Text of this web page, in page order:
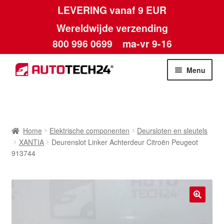
LEVERING vanaf 9 EUR
Wereldwijde verzending
800 996 0699 ma-vr 9-16
Ga
door
Ga
naar
Menu
Algemene voorwaarden
Betalingen
Home Elektrische componenten
Deursloten en sleutels
XANTIA
Deurenslot Linker Achterdeur Citroën Peugeot
913744